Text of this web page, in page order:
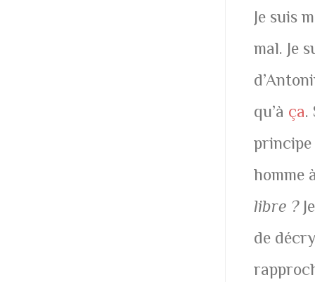
Je suis
mal. Je
qu’à ça.
principe
homme
libre ?
de